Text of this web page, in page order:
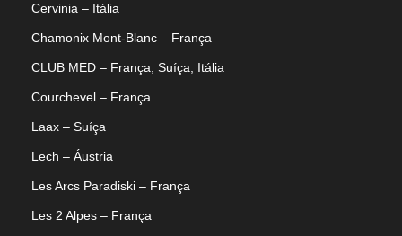
Cervinia – Itália
Chamonix Mont-Blanc – França
CLUB MED – França, Suíça, Itália
Courchevel – França
Laax – Suíça
Lech – Áustria
Les Arcs Paradiski – França
Les 2 Alpes – França